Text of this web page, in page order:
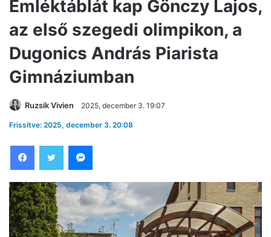
Emléktáblát kap Gönczy Lajos,
az első szegedi olimpikon, a
Dugonics András Piarista
Gimnáziumban
Ruzsik Vivien 2025, december 3. 19:07
Frissítve: 2025, december 3. 20:08